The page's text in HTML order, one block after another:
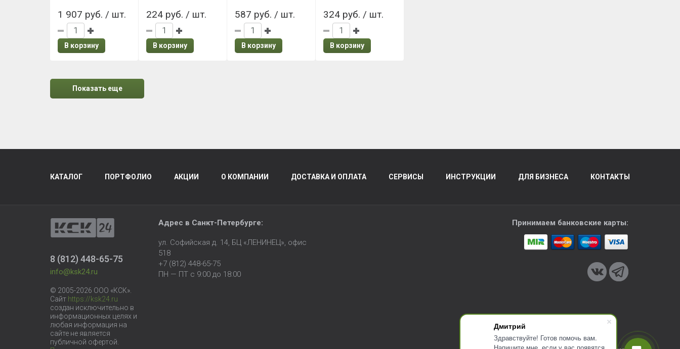
Дмитрий
Здравствуйте! Готов помочь вам.
1 907 руб. / шт.
В корзину
224 руб. / шт.
В корзину
587 руб. / шт.
В корзину
324 руб. / шт.
В корзину
Показать еще
КАТАЛОГ ПОРТФОЛИО АКЦИИ О КОМПАНИИ ДОСТАВКА И ОПЛАТА СЕРВИСЫ ИНСТРУКЦИИ ДЛЯ БИЗНЕСА КОНТАКТЫ
8 (812) 448-65-75
info@ksk24.ru
© 2005-2026 ООО «КСК».
Сайт https://ksk24.ru
создан исключительно в
информационных целях и
любая информация на
сайте не является
публичной офертой.
Адрес в Санкт-Петербурге:
ул. Софийская д. 14, БЦ «ЛЕНИНЕЦ», офис
518
+7 (812) 448-65-75
ПН — ПТ с 9:00 до 18:00
Принимаем банковские карты: